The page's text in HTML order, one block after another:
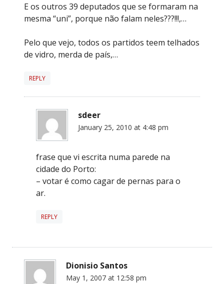
E os outros 39 deputados que se formaram na
mesma “uni”, porque não falam neles???!!!,…
Pelo que vejo, todos os partidos teem telhados
de vidro, merda de país,…
REPLY
sdeer
January 25, 2010 at 4:48 pm
frase que vi escrita numa parede na
cidade do Porto:
– votar é como cagar de pernas para o
ar.
REPLY
Dionisio Santos
May 1, 2007 at 12:58 pm